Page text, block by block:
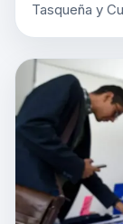
Tasqueña y